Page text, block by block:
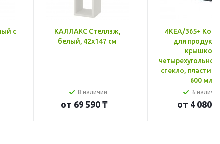
с
КАЛЛАКС Стеллаж,
белый, 42x147 см
В наличии
от 69 590 ₸
ИКЕА/365+
для
крышкой,
стекло, пластик
600 мл
В
от 4 080 ₸